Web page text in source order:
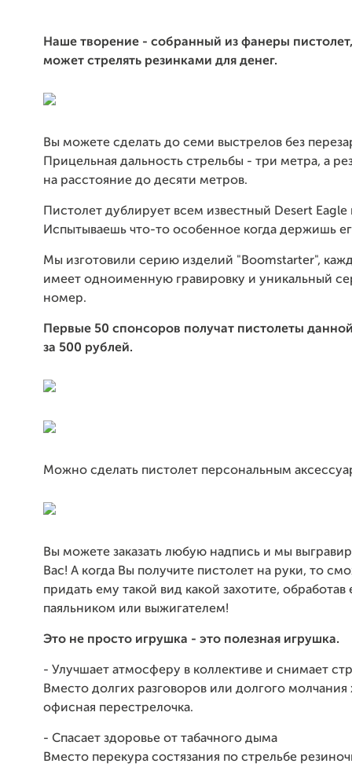
Наше творение - собранный из фанеры
может стрелять резинками для денег.
Вы можете сделать до семи выстрелов без
Прицельная дальность стрельбы - три метра, а
на расстояние до десяти метров.
Пистолет дублирует всем известный Desert Eagle
Испытываешь что-то особенное когда держишь
Мы изготовили серию изделий "Boomstarter",
имеет одноименную гравировку и уникальный
номер.
Первые 50 спонсоров получат пистолеты
за 500 рублей.
Можно сделать пистолет персональным
Вы можете заказать любую надпись и мы
Вас! А когда Вы получите пистолет на руки, то
придать ему такой вид какой захотите, обработав
паяльником или выжигателем!
Это не просто игрушка - это полезная игрушка.
- Улучшает атмосферу в коллективе и снимает
Вместо долгих разговоров или долгого
офисная перестрелочка.
- Спасает здоровье от табачного дыма
Вместо перекура состязания по стрельбе